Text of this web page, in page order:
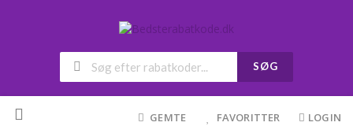
SØG
to
GEMTE FAVORITTER LOGIN